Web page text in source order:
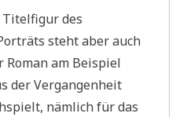
des
steht aber auch
Roman am Beispiel
der Vergangenheit
nämlich für das